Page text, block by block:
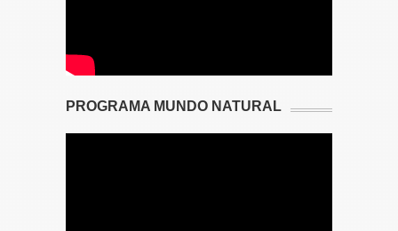
PROGRAMA MUNDO NATURAL